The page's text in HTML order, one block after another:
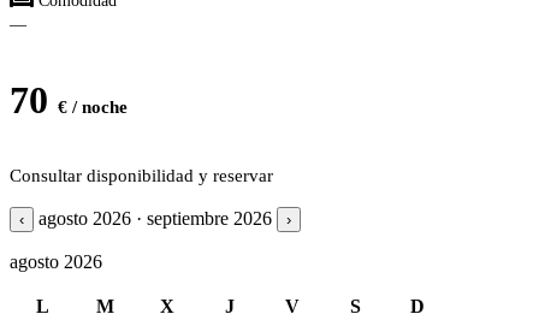
—
70 € / noche
Consultar disponibilidad y reservar
‹ agosto 2026 · septiembre 2026 ›
agosto 2026
L M X J V S
D